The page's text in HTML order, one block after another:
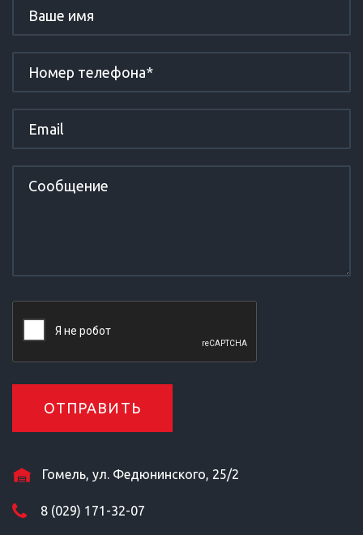
Гомель, ул. Федюнинского, 25/2
8 (029) 171-32-07